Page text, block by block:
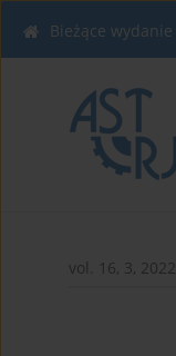
Bieżące wydanie
vol. 16, 3, 2022